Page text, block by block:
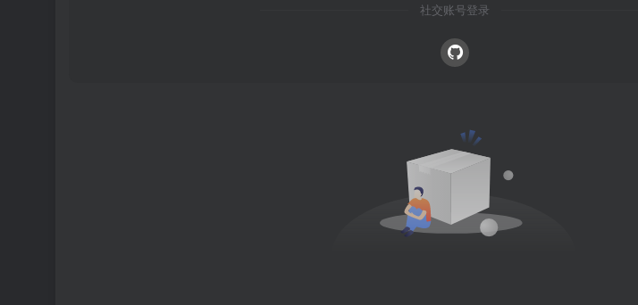
社交账号登录